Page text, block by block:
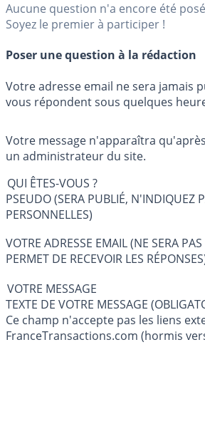
Aucune question n'a encore été
Soyez le premier à participer !
Poser une question à la rédaction
Votre adresse email ne sera jamais
vous répondent sous quelques
Votre message n'apparaîtra
un administrateur du site.
QUI ÊTES-VOUS ?
PSEUDO (SERA PUBLIÉ, N'INDIQUEZ
PERSONNELLES)
VOTRE ADRESSE EMAIL (NE SERA
PERMET DE RECEVOIR LES
VOTRE MESSAGE
TEXTE DE VOTRE MESSAGE
Ce champ n'accepte pas les liens
FranceTransactions.com (hormis